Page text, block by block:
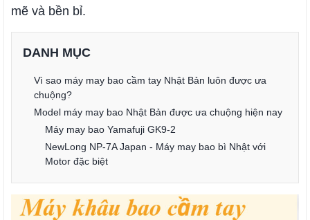
mẽ và bền bỉ.
DANH MỤC
Vì sao máy may bao cầm tay Nhật Bản luôn được ưa
chuộng?
Model máy may bao Nhật Bản được ưa chuộng hiện nay
Máy may bao Yamafuji GK9-2
NewLong NP-7A Japan - Máy may bao bì Nhật với
Motor đặc biệt